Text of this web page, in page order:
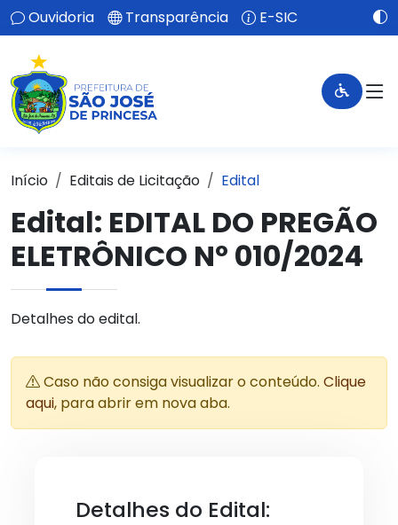
Ouvidoria Transparência E-SIC
Início Editais de Licitação Edital
Edital: EDITAL DO PREGÃO
ELETRÔNICO Nº 010/2024
Detalhes do edital.
Caso não consiga visualizar o conteúdo. Clique
aqui, para abrir em nova aba.
Detalhes do Edital: